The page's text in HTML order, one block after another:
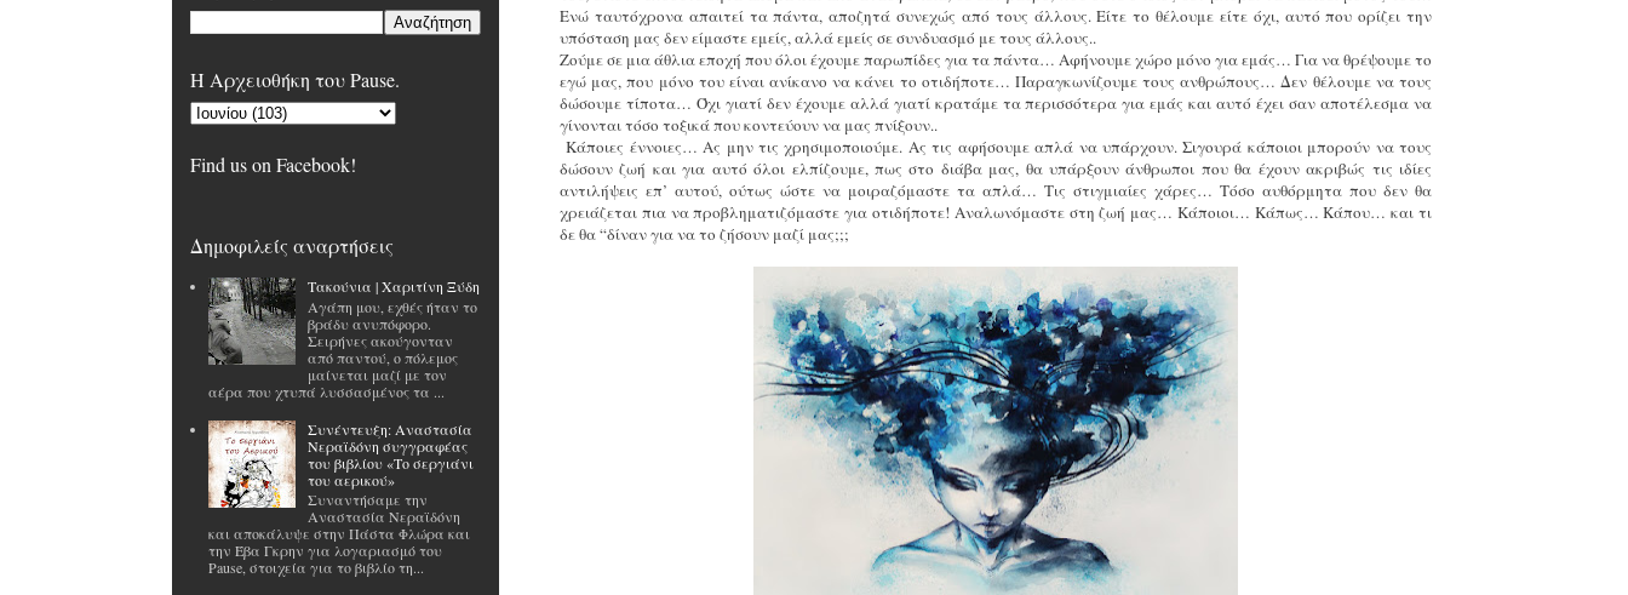
Ενώ ταυτόχρονα απαιτεί τα πάντα, αποζητά συνεχώς από τους άλλους. Είτε το θέλουμε είτε όχι, αυτό που ορίζει την
υπόσταση μας δεν είμαστε εμείς, αλλά εμείς σε συνδυασμό με τους άλλους..
Ζούμε σε μια άθλια εποχή που όλοι έχουμε παρωπίδες για τα πάντα… Αφήνουμε χώρο μόνο για εμάς… Για να θρέψουμε το
εγώ μας, που μόνο του είναι ανίκανο να κάνει το οτιδήποτε… Παραγκωνίζουμε τους ανθρώπους… Δεν θέλουμε να τους
δώσουμε τίποτα… Όχι γιατί δεν έχουμε αλλά γιατί κρατάμε τα περισσότερα για εμάς και αυτό έχει σαν αποτέλεσμα να
γίνονται τόσο τοξικά που κοντεύουν να μας πνίξουν..
Κάποιες έννοιες… Ας μην τις χρησιμοποιούμε. Ας τις αφήσουμε απλά να υπάρχουν. Σιγουρά κάποιοι μπορούν να τους
δώσουν ζωή και για αυτό όλοι ελπίζουμε, πως στο διάβα μας, θα υπάρξουν άνθρωποι που θα έχουν ακριβώς τις ιδίες
αντιλήψεις επ’ αυτού, ούτως ώστε να μοιραζόμαστε τα απλά… Τις στιγμιαίες χάρες… Τόσο αυθόρμητα που δεν θα
χρειάζεται πια να προβληματιζόμαστε για οτιδήποτε! Αναλωνόμαστε στη ζωή μας… Κάποιοι… Κάπως… Κάπου… και τι
δε θα “δίναν για να το ζήσουν μαζί μας;;;
H Αρχειοθήκη του Pause.
Find us on Facebook!
Δημοφιλείς αναρτήσεις
Tακούνια | Χαριτίνη Ξύδη
Αγάπη μου, εχθές ήταν το
βράδυ ανυπόφορο.
Σειρήνες ακούγονταν
από παντού, ο πόλεμος
μαίνεται μαζί με τον
αέρα που χτυπά λυσσασμένος τα ...
Συνέντευξη: Αναστασία
Νεραϊδόνη συγγραφέας
του βιβλίου «Το σεργιάνι
του αερικού»
Συναντήσαμε την
Αναστασία Νεραϊδόνη
και αποκάλυψε στην Πάστα Φλώρα και
την Έβα Γκρην για λογαριασμό του
Pause, στοιχεία για το βιβλίο τη...